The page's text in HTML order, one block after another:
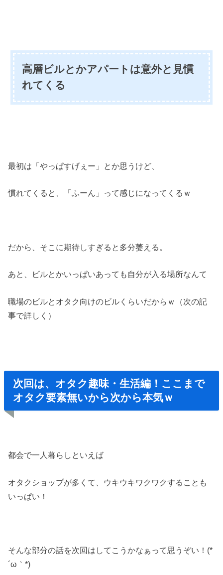
高層ビルとかアパートは意外と見慣
れてくる
最初は「やっぱすげぇー」とか思うけど、
慣れてくると、「ふーん」って感じになってくるｗ
だから、そこに期待しすぎると多分萎える。
あと、ビルとかいっぱいあっても自分が入る場所なんて
職場のビルとオタク向けのビルくらいだからｗ（次の記
事で詳しく）
次回は、オタク趣味・生活編！ここまで
オタク要素無いから次から本気ｗ
都会で一人暮らしといえば
オタクショップが多くて、ウキウキワクワクすることも
いっぱい！
そんな部分の話を次回はしてこうかなぁって思うぞい！(*
´ω｀*)